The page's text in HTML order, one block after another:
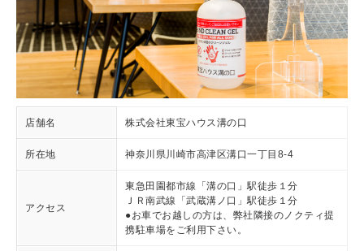
店舗名 株式会社東宝ハウス溝の口
所在地 神奈川県川崎市高津区溝口一丁目8-4
アクセス
東急田園都市線「溝の口」駅徒歩１分
ＪＲ南武線「武蔵溝ノ口」駅徒歩１分
●お車でお越しの方は、弊社隣接のノクティ提
携駐車場をご利用下さい。